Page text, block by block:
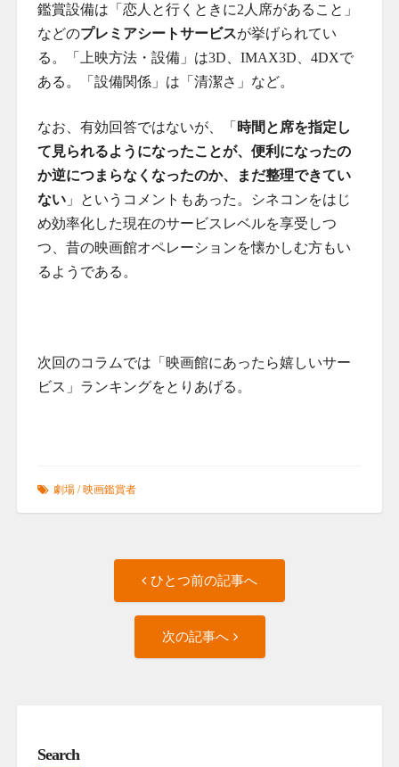
鑑賞設備は「恋人と行くときに2人席があること」
などのプレミアシートサービスが挙げられてい
る。「上映方法・設備」は3D、IMAX3D、4DXで
ある。「設備関係」は「清潔さ」など。
なお、有効回答ではないが、「 時間と席を指定し
て見られるようになったことが、便利になったの
か逆につまらなくなったのか、まだ整理できてい
ない」というコメントもあった。シネコンをはじ
め効率化した現在のサービスレベルを享受しつ
つ、昔の映画館オペレーションを懐かしむ方もい
るようである。
次回のコラムでは「映画館にあったら嬉しいサー
ビス」ランキングをとりあげる。
劇場/映画鑑賞者
navigation
ひとつ前の記事へ
次の記事へ
Search